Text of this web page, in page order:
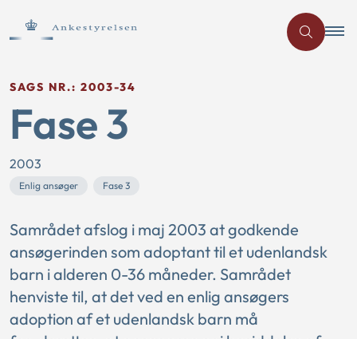
SAGS NR.: 2003-34
Fase 3
2003
Enlig ansøger Fase 3
Samrådet afslog i maj 2003 at godkende
ansøgerinden som adoptant til et udenlandsk
barn i alderen 0-36 måneder. Samrådet
henviste til, at det ved en enlig ansøgers
adoption af et udenlandsk barn må